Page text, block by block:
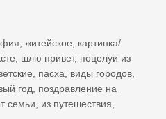
житейское
картинка/
шлю привет, поцелуи из
пасха виды городов
год
поздравление на
семьи из путешествия